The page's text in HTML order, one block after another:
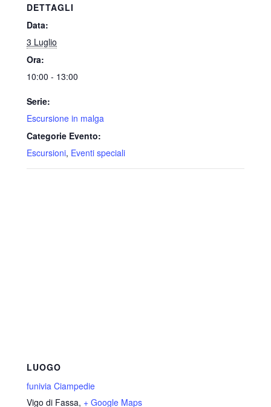
DETTAGLI
Data:
3 Luglio
Ora:
10:00 - 13:00
Serie:
Escursione in malga
Categorie Evento:
Escursioni, Eventi speciali
LUOGO
funivia Ciampedie
Vigo di Fassa, + Google Maps